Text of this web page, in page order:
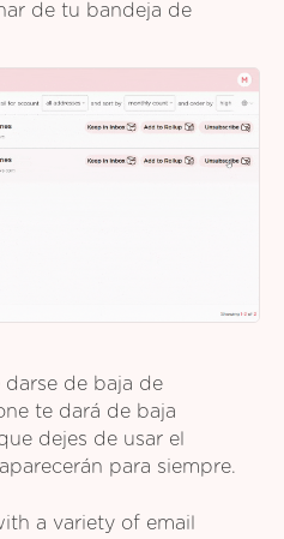
de tu bandeja de
darse de baja de
te dará de baja
dejes de usar el
para siempre.
a variety of email